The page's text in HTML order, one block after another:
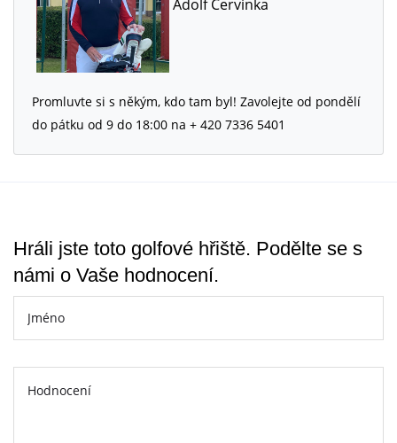
Adolf Červinka
Promluvte si s někým, kdo tam byl! Zavolejte od pondělí
do pátku od 9 do 18:00 na + 420 7336 5401
Hráli jste toto golfové hřiště. Podělte se s
námi o Vaše hodnocení.